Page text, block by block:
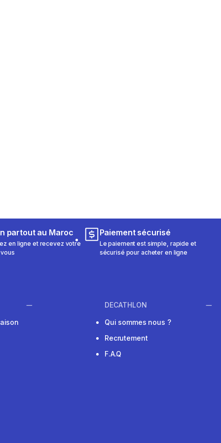
partout au Maroc
en ligne et recevez votre
Paiement sécurisé
Le paiement est simple, rapide et
sécurisé pour acheter en ligne
DECATHLON
Qui sommes nous ?
Recrutement
F.A.Q